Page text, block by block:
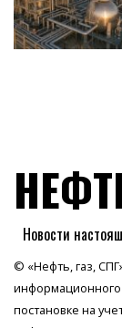
Новости
© «Нефть, газ,
информационного
постановке на